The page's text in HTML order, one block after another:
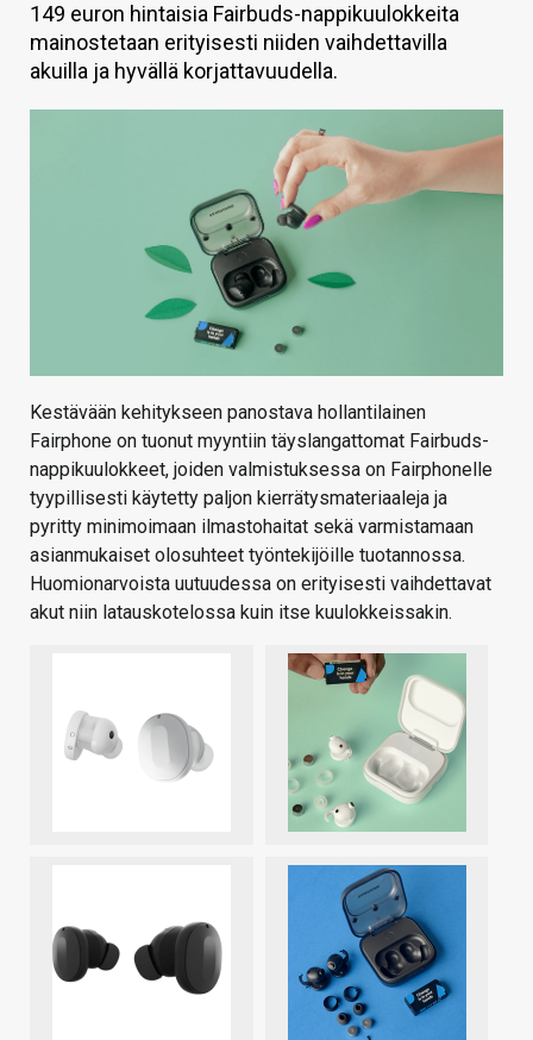
KAUPPA
149 euron hintaisia Fairbuds-nappikuulokkeita
mainostetaan erityisesti niiden vaihdettavilla
akuilla ja hyvällä korjattavuudella.
Kestävään kehitykseen panostava hollantilainen
Fairphone on tuonut myyntiin täyslangattomat Fairbuds-
nappikuulokkeet, joiden valmistuksessa on Fairphonelle
tyypillisesti käytetty paljon kierrätysmateriaaleja ja
pyritty minimoimaan ilmastohaitat sekä varmistamaan
asianmukaiset olosuhteet työntekijöille tuotannossa.
Huomionarvoista uutuudessa on erityisesti vaihdettavat
akut niin latauskotelossa kuin itse kuulokkeissakin.